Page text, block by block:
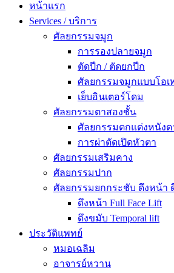
หน้าแรก
Services / บริการ
ศัลยกรรมจมูก
การรองปลายจมูก
ตัดปีก / ตัดยกปีก
ศัลยกรรมจมูกแบบโอเ
เย็บอินเตอร์โดม
ศัลยกรรมตาสองชั้น
ศัลยกรรมตกแต่งหนังต
การผ่าตัดเปิดหัวตา
ศัลยกรรมเสริมคาง
ศัลยกรรมปาก
ศัลยกรรมยกกระชับ ดึงหน้า
ดึงหน้า Full Face Lift
ดึงขมับ Temporal lift
ประวัติแพทย์
หมอเฉลิม
อาจารย์หวาน